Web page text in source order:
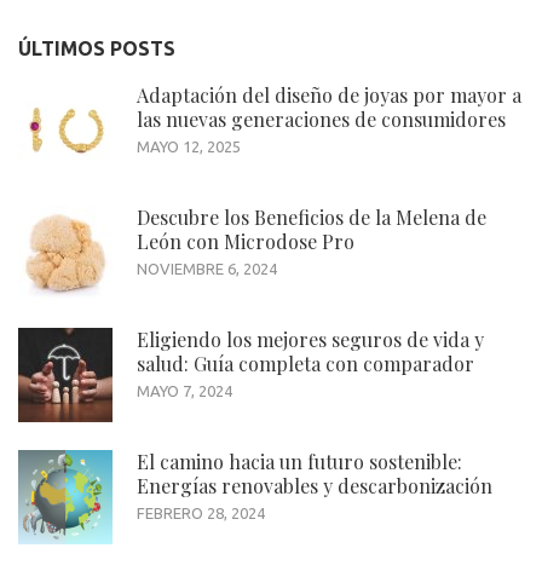
ÚLTIMOS POSTS
Adaptación del diseño de joyas por mayor a
las nuevas generaciones de consumidores
MAYO 12, 2025
Descubre los Beneficios de la Melena de
León con Microdose Pro
NOVIEMBRE 6, 2024
Eligiendo los mejores seguros de vida y
salud: Guía completa con comparador
MAYO 7, 2024
El camino hacia un futuro sostenible:
Energías renovables y descarbonización
FEBRERO 28, 2024